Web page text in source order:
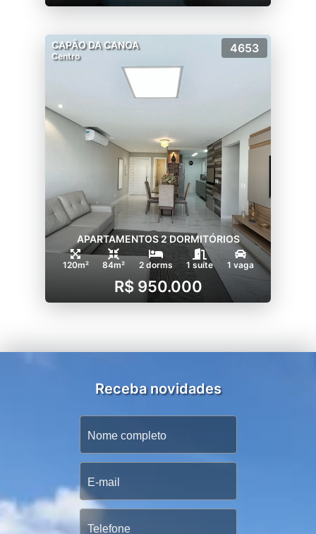
CAPÃO DA CANOA
Centro
4653
APARTAMENTOS 2 DORMITÓRIOS
120m² 84m² 2 dorms 1 suíte 1 vaga
R$ 950.000
Receba novidades